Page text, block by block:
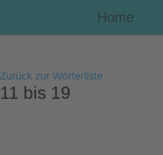
Home
Zurück zur Wörterliste
11 bis 19